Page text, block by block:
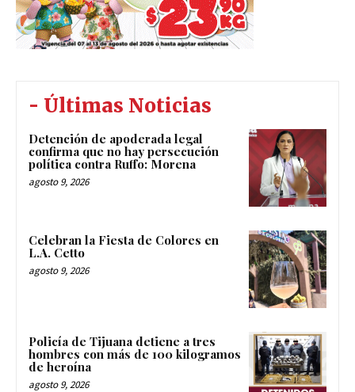
- Últimas Noticias
Detención de apoderada legal
confirma que no hay persecución
política contra Ruffo: Morena
agosto 9, 2026
Celebran la Fiesta de Colores en
L.A. Cetto
agosto 9, 2026
Policía de Tijuana detiene a tres
hombres con más de 100 kilogramos
de heroína
agosto 9, 2026